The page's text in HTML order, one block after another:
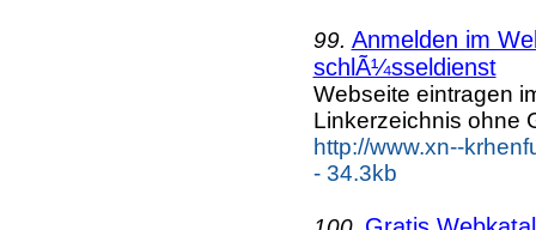
99. Anmelden im
schlÃ¼sseldienst
Webseite eintragen
Linkerzeichnis ohne
http://www.xn--
- 34.3kb